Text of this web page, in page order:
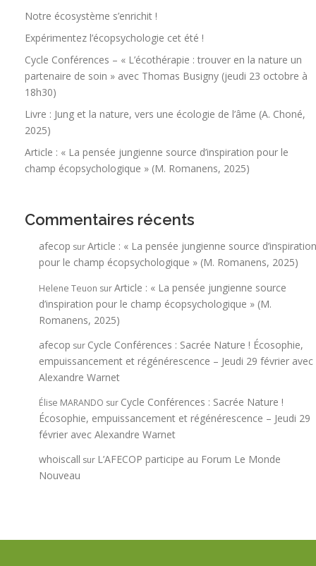
Notre écosystème s’enrichit !
Expérimentez l’écopsychologie cet été !
Cycle Conférences – « L’écothérapie : trouver en la nature un
partenaire de soin » avec Thomas Busigny (jeudi 23 octobre à
18h30)
Livre : Jung et la nature, vers une écologie de l’âme (A. Choné,
2025)
Article : « La pensée jungienne source d’inspiration pour le
champ écopsychologique » (M. Romanens, 2025)
Commentaires récents
afecop surArticle : « La pensée jungienne source d’inspiration
pour le champ écopsychologique » (M. Romanens, 2025)
Helene Teuon surArticle : « La pensée jungienne source
d’inspiration pour le champ écopsychologique » (M.
Romanens, 2025)
afecop sur Cycle Conférences : Sacrée Nature ! Écosophie,
empuissancement et régénérescence – Jeudi 29 février avec
Alexandre Warnet
Élise MARANDO sur Cycle Conférences : Sacrée Nature !
Écosophie, empuissancement et régénérescence – Jeudi 29
février avec Alexandre Warnet
whoiscall sur L’AFECOP participe au Forum Le Monde
Nouveau